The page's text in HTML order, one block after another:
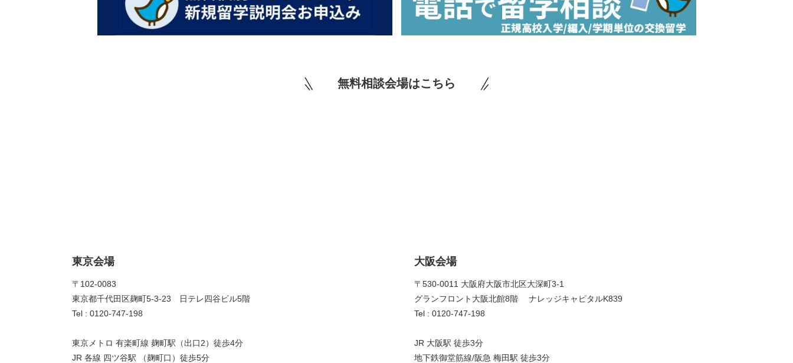
無料相談会場はこちら
東京会場
〒102-0083
東京都千代田区麹町5-3-23 日テレ四谷ビル5階
Tel : 0120-747-198
東京メトロ 有楽町線 麹町駅（出口2）徒歩4分
JR 各線 四ツ谷駅 （麹町口）徒歩5分
大阪会場
〒530-0011 大阪府大阪市北区大深町3-1
グランフロント大阪北館8階 ナレッジキャピタルK839
Tel : 0120-747-198
JR 大阪駅 徒歩3分
地下鉄御堂筋線/阪急 梅田駅 徒歩3分